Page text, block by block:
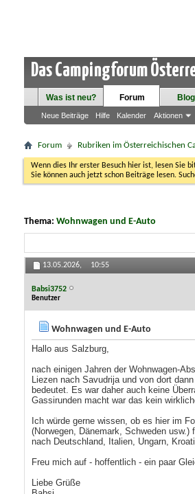
Das Campingforum
Was ist neu? Forum
Neue Beiträge Hilfe Kalender Aktionen
Forum Rubriken im Österreichischen
Wenn dies Ihr erster Besuch hier ist, lesen Sie
Sie können auch jetzt schon Beiträge lesen.
Thema: Wohnwagen und E-Auto
13.05.2026, 10:55
Babsi3752
Benutzer
Wohnwagen und E-Auto
Hallo aus Salzburg,
nach einigen Jahren der Wohnwagen-
Liezen nach Savudrija und von dort
bedeutet. Es war daher auch keine
Gassirunden macht war das kein
Ich würde gerne wissen, ob es hier im
(Norwegen, Dänemark, Schweden
nach Deutschland, Italien, Ungarn,
Freu mich auf - hoffentlich - ein paar
Liebe Grüße